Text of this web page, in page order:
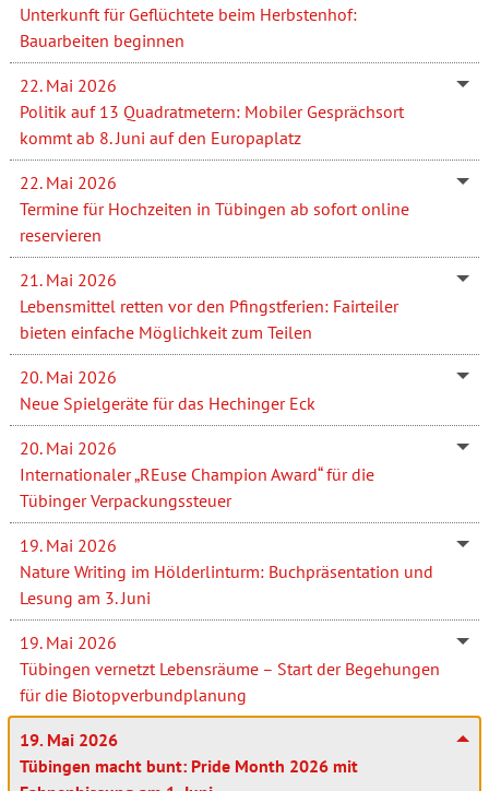
Unterkunft für Geflüchtete beim Herbstenhof:
Bauarbeiten beginnen
22. Mai 2026
Politik auf 13 Quadratmetern: Mobiler Gesprächsort
kommt ab 8. Juni auf den Europaplatz
22. Mai 2026
Termine für Hochzeiten in Tübingen ab sofort online
reservieren
21. Mai 2026
Lebensmittel retten vor den Pfingstferien: Fairteiler
bieten einfache Möglichkeit zum Teilen
20. Mai 2026
Neue Spielgeräte für das Hechinger Eck
20. Mai 2026
Internationaler „REuse Champion Award“ für die
Tübinger Verpackungssteuer
19. Mai 2026
Nature Writing im Hölderlinturm: Buchpräsentation und
Lesung am 3. Juni
19. Mai 2026
Tübingen vernetzt Lebensräume – Start der Begehungen
für die Biotopverbundplanung
19. Mai 2026
Tübingen macht bunt: Pride Month 2026 mit